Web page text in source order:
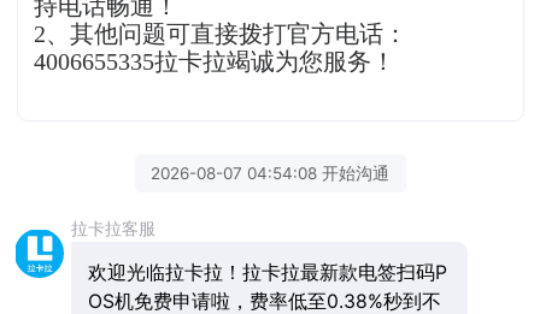
持电话畅通！
2、其他问题可直接拨打官方电话：
4006655335拉卡拉竭诚为您服务！
2026-08-07 04:54:08 开始沟通
拉卡拉客服
欢迎光临拉卡拉！拉卡拉最新款电签扫码P
OS机免费申请啦，费率低至0.38%秒到不